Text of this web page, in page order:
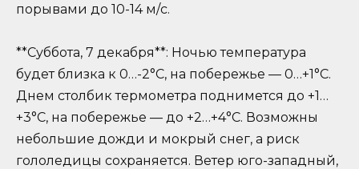
порывами до 10-14 м/с.
**Суббота, 7 декабря**: Ночью температура
будет близка к 0…-2°C, на побережье — 0…+1°C.
Днем столбик термометра поднимется до +1…
+3°C, на побережье — до +2…+4°C. Возможны
небольшие дожди и мокрый снег, а риск
гололедицы сохраняется. Ветер юго-западный,